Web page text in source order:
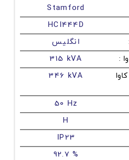
Stamford
HCI444D
:
انگلیس
:
315 kVA
346 kVA
50 Hz
H
IP23
92.7 %